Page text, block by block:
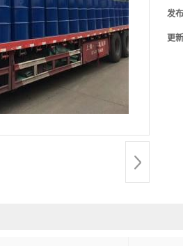
发
更